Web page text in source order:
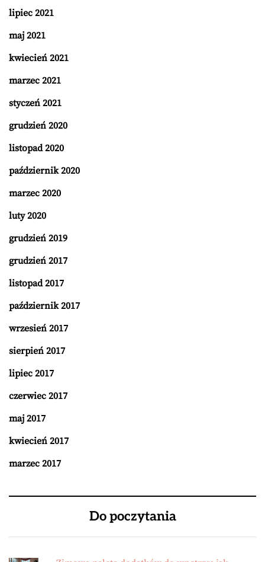
lipiec 2021
maj 2021
kwiecień 2021
marzec 2021
styczeń 2021
grudzień 2020
listopad 2020
październik 2020
marzec 2020
luty 2020
grudzień 2019
grudzień 2017
listopad 2017
październik 2017
wrzesień 2017
sierpień 2017
lipiec 2017
czerwiec 2017
maj 2017
kwiecień 2017
marzec 2017
Do poczytania